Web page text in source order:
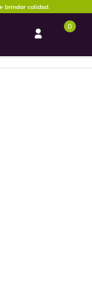
brindar calidad.
0